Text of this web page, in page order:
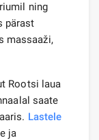
ning
pärast
massaaži,
Rootsi laua
saate
Lastele
ja